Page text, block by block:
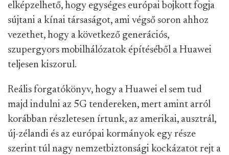
elképzelhető, hogy egységes európai bojkott fogja
sújtani a kínai társaságot, ami végső soron ahhoz
vezethet, hogy a következő generációs,
szupergyors mobilhálózatok építéséből a Huawei
teljesen kiszorul.
Reális forgatókönyv, hogy a Huawei el sem tud
majd indulni az 5G tendereken, mert amint arról
korábban részletesen írtunk, az amerikai, ausztrál,
új-zélandi és az európai kormányok egy része
szerint túl nagy nemzetbiztonsági kockázatot rejt a